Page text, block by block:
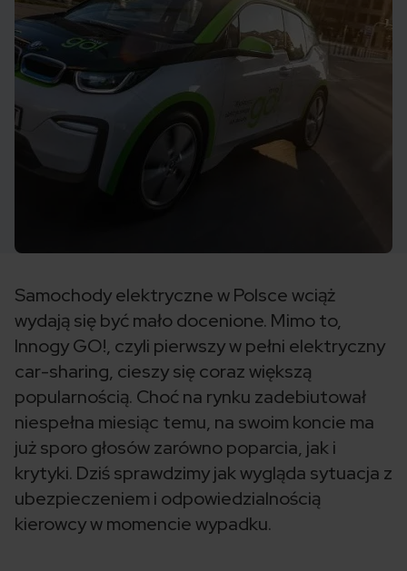
Samochody elektryczne w Polsce wciąż
wydają się być mało docenione. Mimo to,
Innogy GO!, czyli pierwszy w pełni elektryczny
car-sharing, cieszy się coraz większą
popularnością. Choć na rynku zadebiutował
niespełna miesiąc temu, na swoim koncie ma
już sporo głosów zarówno poparcia, jak i
krytyki. Dziś sprawdzimy jak wygląda sytuacja z
ubezpieczeniem i odpowiedzialnością
kierowcy w momencie wypadku.